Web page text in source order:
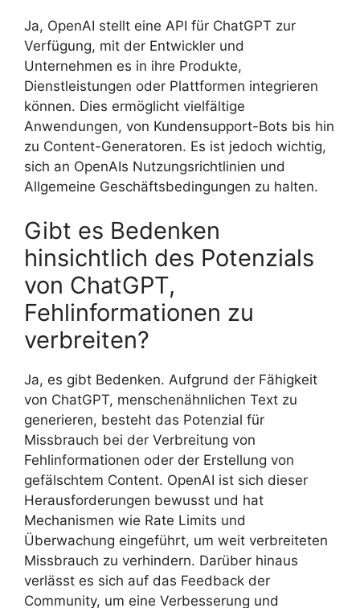
Ja, OpenAI stellt eine API für ChatGPT zur
Verfügung, mit der Entwickler und
Unternehmen es in ihre Produkte,
Dienstleistungen oder Plattformen integrieren
können. Dies ermöglicht vielfältige
Anwendungen, von Kundensupport-Bots bis hin
zu Content-Generatoren. Es ist jedoch wichtig,
sich an OpenAIs Nutzungsrichtlinien und
Allgemeine Geschäftsbedingungen zu halten.
Gibt es Bedenken
hinsichtlich des Potenzials
von ChatGPT,
Fehlinformationen zu
verbreiten?
Ja, es gibt Bedenken. Aufgrund der Fähigkeit
von ChatGPT, menschenähnlichen Text zu
generieren, besteht das Potenzial für
Missbrauch bei der Verbreitung von
Fehlinformationen oder der Erstellung von
gefälschtem Content. OpenAI ist sich dieser
Herausforderungen bewusst und hat
Mechanismen wie Rate Limits und
Überwachung eingeführt, um weit verbreiteten
Missbrauch zu verhindern. Darüber hinaus
verlässt es sich auf das Feedback der
Community, um eine Verbesserung und